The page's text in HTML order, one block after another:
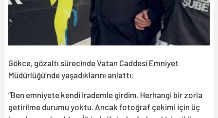
Gökce, gözaltı sürecinde Vatan Caddesi Emniyet
Müdürlüğü’nde yaşadıklarını anlattı:
“Ben emniyete kendi irademle girdim. Herhangi bir zorla
getirilme durumu yoktu. Ancak fotoğraf çekimi için üç